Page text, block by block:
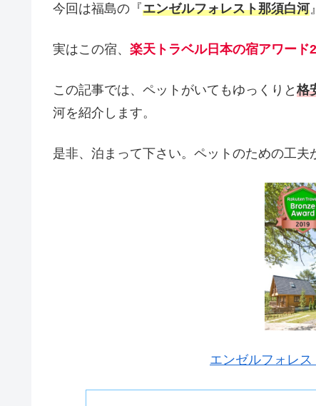
今回は福島の『エンゼルフォレスト那須白河
実はこの宿、 楽天トラベル日本の宿アワード
この記事では、ペットがいてもゆっくりと格
河を紹介します。
是非、泊まって下さい。ペットのための工夫
エンゼルフォレ